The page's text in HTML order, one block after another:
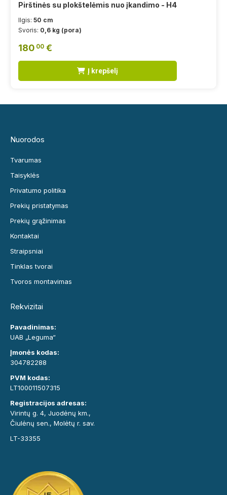
Pirštinės su plokštelėmis nuo įkandimo - H4
Ilgis: 50 cm
Svoris: 0,6 kg (pora)
180 00 €
Į krepšelį
Nuorodos
Tvarumas
Taisyklės
Privatumo politika
Prekių pristatymas
Prekių grąžinimas
Kontaktai
Straipsniai
Tinklas tvorai
Tvoros montavimas
Rekvizitai
Pavadinimas:
UAB „Leguma“
Įmonės kodas:
304782288
PVM kodas:
LT100011507315
Registracijos adresas:
Virintų g. 4, Juodėnų km.,
Čiulėnų sen., Molėtų r. sav.
LT-33355